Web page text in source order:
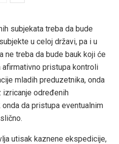
subjekata treba da bude
u celoj državi, pa i u
ne treba da bude bauk koji će
afirmativno pristupa kontroli
mladih preduzetnika, onda
izricanje određenih
da pristupa eventualnim
utisak kaznene ekspedicije,